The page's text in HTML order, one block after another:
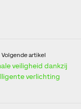
Volgende artikel
veiligheid dankzij
verlichting